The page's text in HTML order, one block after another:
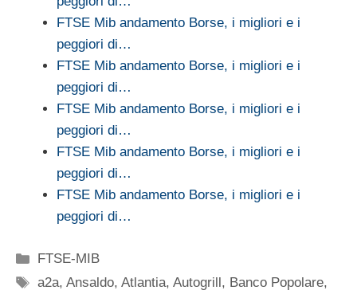
FTSE Mib andamento Borse, i migliori e i
peggiori di…
FTSE Mib andamento Borse, i migliori e i
peggiori di…
FTSE Mib andamento Borse, i migliori e i
peggiori di…
FTSE Mib andamento Borse, i migliori e i
peggiori di…
FTSE Mib andamento Borse, i migliori e i
peggiori di…
Categorie
FTSE-MIB
Tag
a2a,Ansaldo,Atlantia,Autogrill , Banco Popolare,